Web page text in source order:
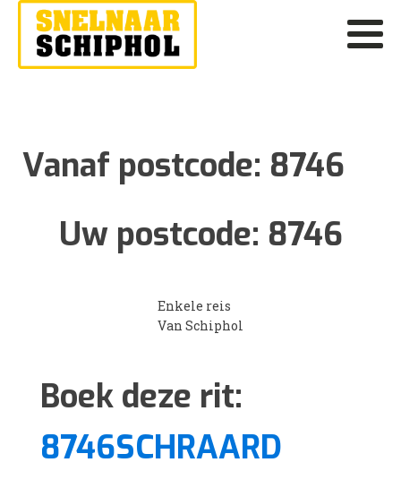
Vanaf postcode: 8746
Uw postcode: 8746
Enkele reis
Van Schiphol
Boek deze rit:
8746SCHRAARD